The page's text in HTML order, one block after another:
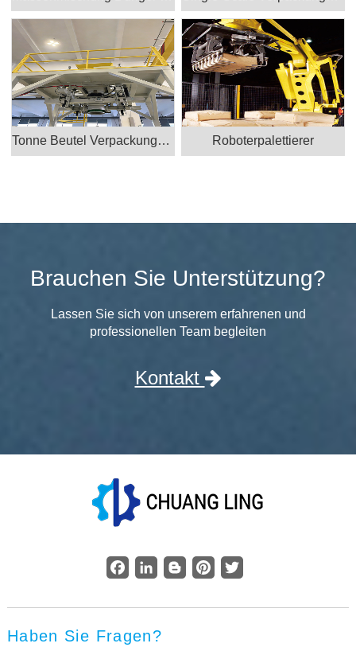
Tonne Beutel Verpackungsmaschine Roboterpalettierer
Brauchen Sie Unterstützung?
Lassen Sie sich von unserem erfahrenen und
professionellen Team begleiten
Kontakt
Facebook
LinkedInBloggerPinterestTwitter
Haben Sie Fragen?